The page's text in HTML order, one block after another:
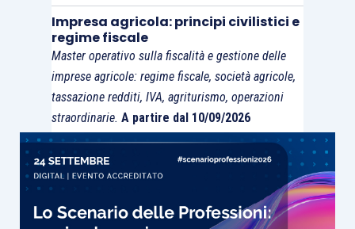
sia
e se sia necessario che vengano
apportate dellemodifiche
revisione contabile ovvero allarelazione sulla
gestione…”.
Se gli amministratori dichiareranno divoler
effettuarele necessariemodifiche, il revisore
dovràverificareche ciò avvenga realmente. Se,
al contrario, gli amministratori si dovessero
rifiutaredi effettuare le necessariecorrezioni, il
Impresa agricola: principi civilistici e
regime fiscale
Master operativo sulla fiscalità e gestione delle
imprese agricole: regime fiscale, società agricole,
tassazione redditi, IVA, agriturismo, operazioni
straordinarie. A partire dal 10/09/2026